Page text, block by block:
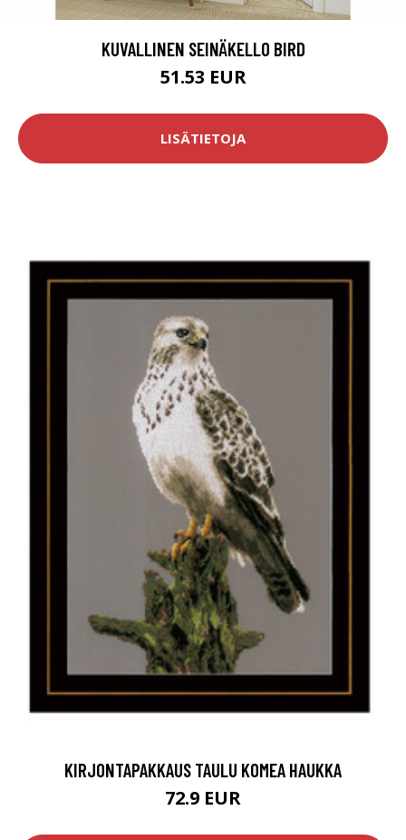
KUVALLINEN SEINÄKELLO BIRD
51.53 EUR
LISÄTIETOJA
KIRJONTAPAKKAUS TAULU KOMEA HAUKKA
72.9 EUR